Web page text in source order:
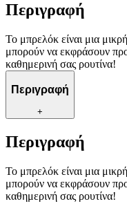
Περιγραφή
Το μπρελόκ είναι μια
μπορούν να εκφράσουν
καθημερινή σας ρουτίνα!
Περιγραφή
+
Περιγραφή
Το μπρελόκ είναι μια
μπορούν να εκφράσουν
καθημερινή σας ρουτίνα!